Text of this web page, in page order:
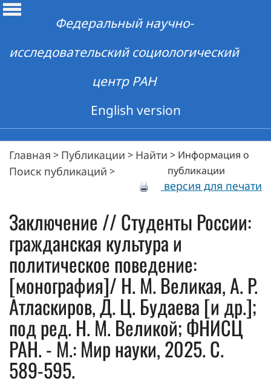
Федеральный научно-
исследовательский социологический
центр РАН
English version
Главная > Публикации > Найти >
Поиск публикаций >
Информация о
публикации
версия для печати
Заключение // Студенты России:
гражданская культура и
политическое поведение:
[монография]/ Н. М. Великая, А. Р.
Атласкиров, Д. Ц. Будаева [и др.];
под ред. Н. М. Великой; ФНИСЦ
РАН. - М.: Мир науки, 2025. С.
589-595.